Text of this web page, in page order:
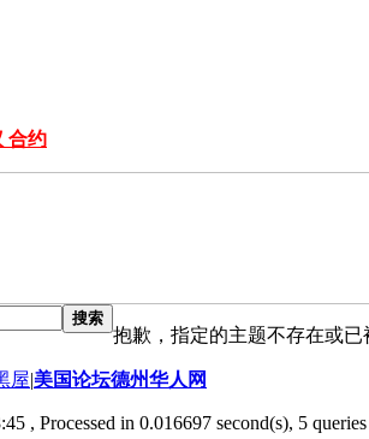
合约
搜索
抱歉，指定的主题不存在或
屋|美国论坛德州华人网
, Processed in 0.016697 second(s), 5